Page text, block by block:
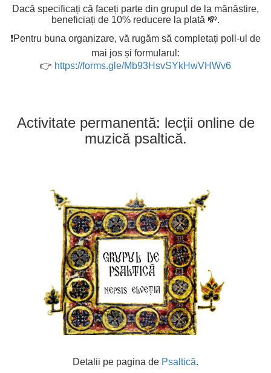
Dacă specificați că faceți parte din grupul de la mănăstire,
beneficiați de 10% reducere la plată 💸.
❗Pentru buna organizare, vă rugăm să completați poll-ul de
mai jos și formularul:
👉 https://forms.gle/Mb93HsvSYkHwVHWv6
Activitate permanentă: lecții online de
muzică psaltică.
Detalii pe pagina de Psaltică.